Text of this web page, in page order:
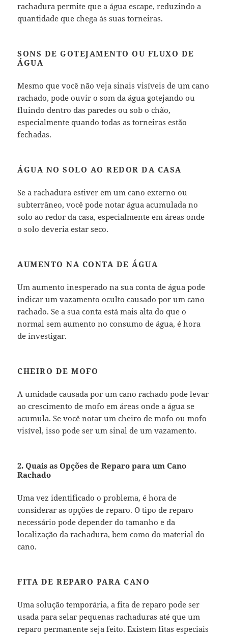
rachadura permite que a água escape, reduzindo a
quantidade que chega às suas torneiras.
SONS DE GOTEJAMENTO OU FLUXO DE
ÁGUA
Mesmo que você não veja sinais visíveis de um cano
rachado, pode ouvir o som da água gotejando ou
fluindo dentro das paredes ou sob o chão,
especialmente quando todas as torneiras estão
fechadas.
ÁGUA NO SOLO AO REDOR DA CASA
Se a rachadura estiver em um cano externo ou
subterrâneo, você pode notar água acumulada no
solo ao redor da casa, especialmente em áreas onde
o solo deveria estar seco.
AUMENTO NA CONTA DE ÁGUA
Um aumento inesperado na sua conta de água pode
indicar um vazamento oculto causado por um cano
rachado. Se a sua conta está mais alta do que o
normal sem aumento no consumo de água, é hora
de investigar.
CHEIRO DE MOFO
A umidade causada por um cano rachado pode levar
ao crescimento de mofo em áreas onde a água se
acumula. Se você notar um cheiro de mofo ou mofo
visível, isso pode ser um sinal de um vazamento.
2. Quais as Opções de Reparo para um Cano
Rachado
Uma vez identificado o problema, é hora de
considerar as opções de reparo. O tipo de reparo
necessário pode depender do tamanho e da
localização da rachadura, bem como do material do
cano.
FITA DE REPARO PARA CANO
Uma solução temporária, a fita de reparo pode ser
usada para selar pequenas rachaduras até que um
reparo permanente seja feito. Existem fitas especiais